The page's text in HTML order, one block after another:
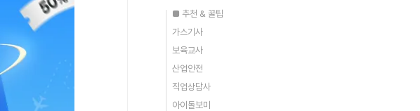
■ 추천 & 꿀팁
가스기사
보육교사
산업안전
직업상담사
아이돌보미